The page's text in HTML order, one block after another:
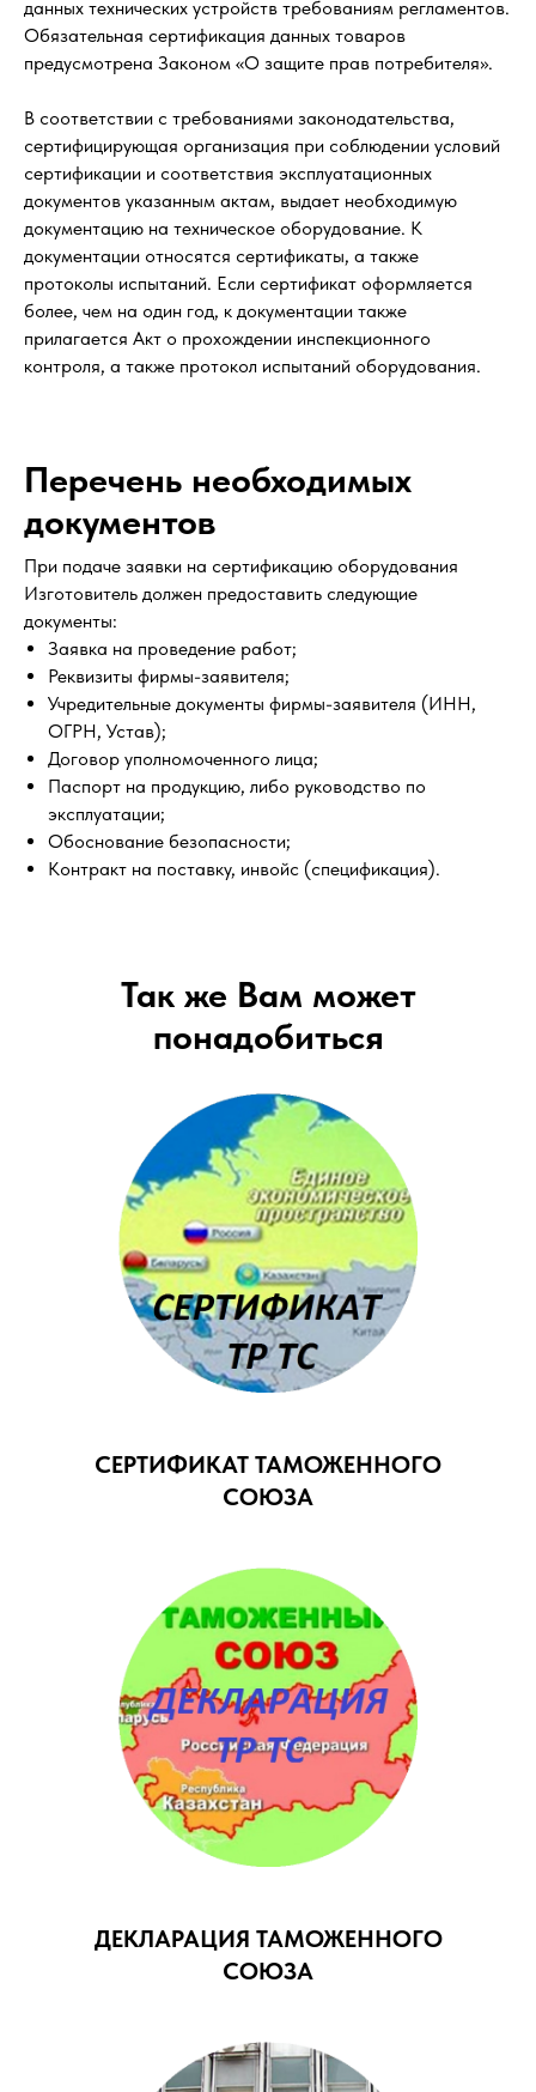
данных технических устройств требованиям регламентов.
Обязательная сертификация данных товаров
предусмотрена Законом «О защите прав потребителя».
В соответствии с требованиями законодательства,
сертифицирующая организация при соблюдении условий
сертификации и соответствия эксплуатационных
документов указанным актам, выдает необходимую
документацию на техническое оборудование. К
документации относятся сертификаты, а также
протоколы испытаний. Если сертификат оформляется
более, чем на один год, к документации также
прилагается Акт о прохождении инспекционного
контроля, а также протокол испытаний оборудования.
Перечень необходимых
документов
При подаче заявки на сертификацию оборудования
Изготовитель должен предоставить следующие
документы:
Заявка на проведение работ;
Реквизиты фирмы-заявителя;
Учредительные документы фирмы-заявителя (ИНН,
ОГРН, Устав);
Договор уполномоченного лица;
Паспорт на продукцию, либо руководство по
эксплуатации;
Обоснование безопасности;
Контракт на поставку, инвойс (спецификация).
Так же Вам может
понадобиться
СЕРТИФИКАТ ТАМОЖЕННОГО
СОЮЗА
ДЕКЛАРАЦИЯ ТАМОЖЕННОГО
СОЮЗА